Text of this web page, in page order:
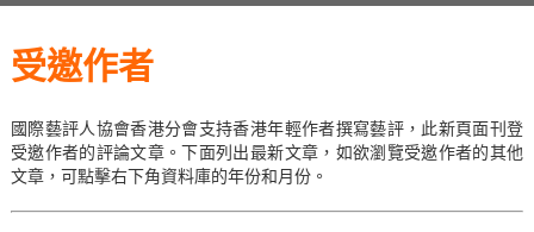
受邀作者
國際藝評人協會香港分會支持香港年輕作者撰寫藝評，此新頁面刊登
受邀作者的評論文章。下面列出最新文章，如欲瀏覽受邀作者的其他
文章，可點擊右下角資料庫的年份和月份。